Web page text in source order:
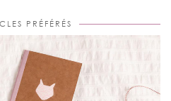
PRÉFÉRÉS